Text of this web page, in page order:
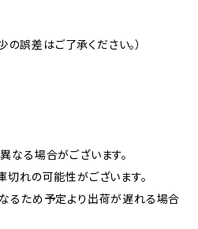
誤差はご了承ください。）
なる場合がございます。
切れの可能性がございます。
るため予定より出荷が遅れる場合